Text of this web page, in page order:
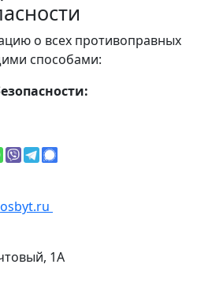
о всех противоправных
способами:
1А